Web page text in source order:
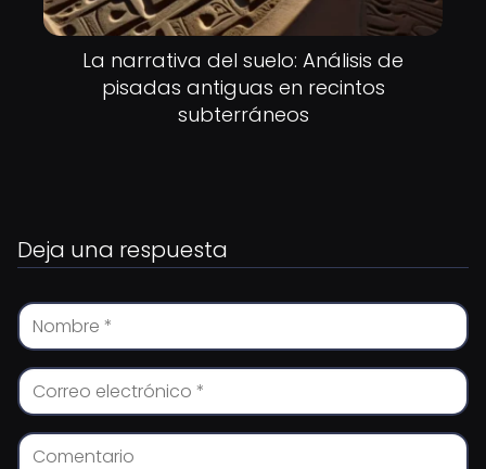
La narrativa del suelo: Análisis de
pisadas antiguas en recintos
subterráneos
Deja una respuesta